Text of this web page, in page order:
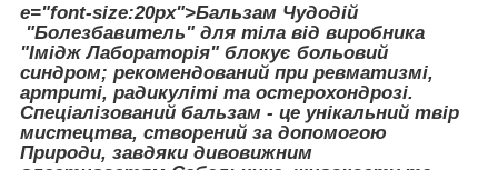
e="font-size:20px">Бальзам Чудодій
"Болезбавитель" для тіла від виробника
"Імідж Лабораторія" блокує больовий
синдром; рекомендований при ревматизмі,
артриті, радикуліті та остерохондрозі.
Спеціалізований бальзам - це унікальний твір
мистецтва, створений за допомогою
Природи, завдяки дивовижним